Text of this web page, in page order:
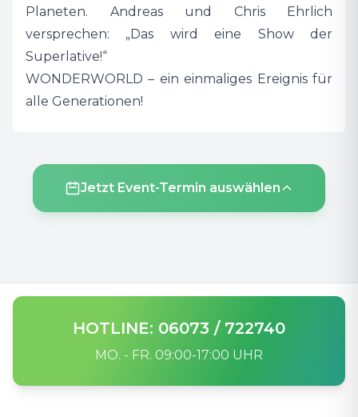
Planeten. Andreas und Chris Ehrlich
versprechen: „Das wird eine Show der
Superlative!“
WONDERWORLD – ein einmaliges Ereignis für
alle Generationen!
Jetzt Event-Termin auswählen
HOTLINE: 06073 / 722740
MO. - FR. 09:00-17:00 UHR